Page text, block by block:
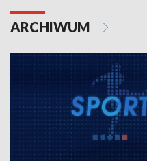
ARCHIWUM